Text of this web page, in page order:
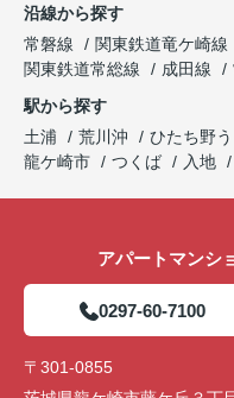
沿線から探す
常磐線
関東鉄道竜ケ崎線
関東鉄道常総線
成田線
駅から探す
土浦
荒川沖 ひたち野う
龍ケ崎市
つくば 入地
アパートマンシ
0297-60-7100
〒301-0855